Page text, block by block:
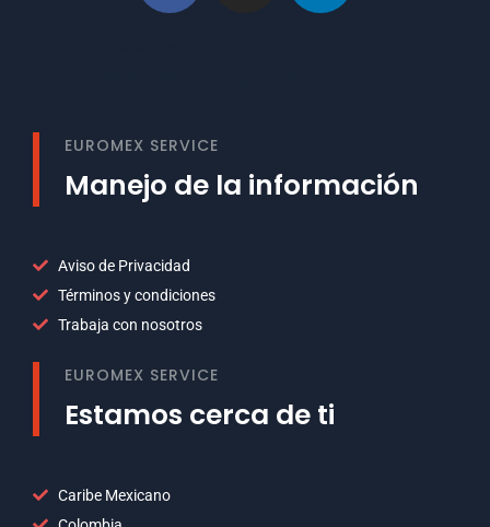
EUROMEX SERVICE
Manejo de la información
Aviso de Privacidad
Términos y condiciones
Trabaja con nosotros
EUROMEX SERVICE
Estamos cerca de ti
Caribe Mexicano